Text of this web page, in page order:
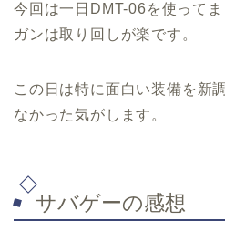
今回は一日DMT-06を使って
ガンは取り回しが楽です。
この日は特に面白い装備を新
なかった気がします。
サバゲーの感想